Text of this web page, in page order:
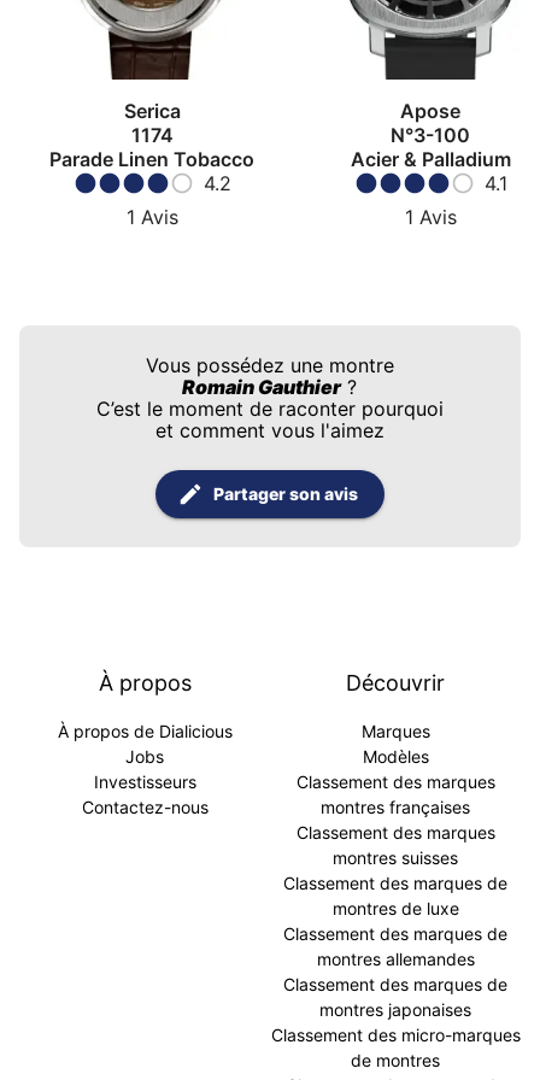
Serica
1174
Parade Linen Tobacco
4.2
1 Avis
Apose
N°3-100
Acier & Palladium
4.1
1 Avis
Vous possédez une montre
Romain Gauthier?
C’est le moment de raconter pourquoi
et comment vous l'aimez
Partager son avis
À propos
À propos de Dialicious
Jobs
Investisseurs
Contactez-nous
Découvrir
Marques
Modèles
Classement des marques
montres françaises
Classement des marques
montres suisses
Classement des marques de
montres de luxe
Classement des marques de
montres allemandes
Classement des marques de
montres japonaises
Classement des micro-marques
de montres